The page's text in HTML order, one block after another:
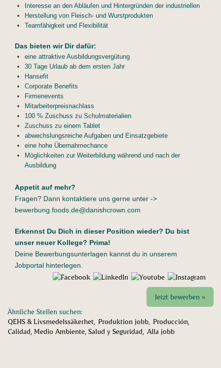
Interesse an den Abläufen und Hintergründen der industriellen
Herstellung von Fleisch- und Wurstprodukten
Teamfähigkeit und Flexibilität
Das bieten wir Dir dafür:
eine attraktive Ausbildungsvergütung
30 Tage Urlaub ab dem ersten Jahr
Hansefit
Corporate Benefits
Firmenevents
Mitarbeiterpreisnachlass
100 % Zuschuss zu Schulmaterialien
Zuschuss zu einem Tablet
abwechslungsreiche Aufgaben und Einsatzgebiete
eine hohe Übernahmechance
Möglichkeiten zur Weiterbildung während und nach der
Ausbildung
Appetit auf mehr?
Fragen? Dann kontaktiere uns gerne unter ->
bewerbung.foods.de@danishcrown.com
Erkennst Du Dich in dieser Position wieder? Du bist
unser neuer Kollege? Prima!
Deine Bewerbungsunterlagen kannst du in unserem
Jobportal hinterlegen.
Jetzt bewerben »
Ähnliche Stellen suchen:
QEHS & Livsmedelssäkerhet, Produktion jobb, Producción,
Calidad, Medio Ambiente, Salud y Seguridad,
Alla jobb